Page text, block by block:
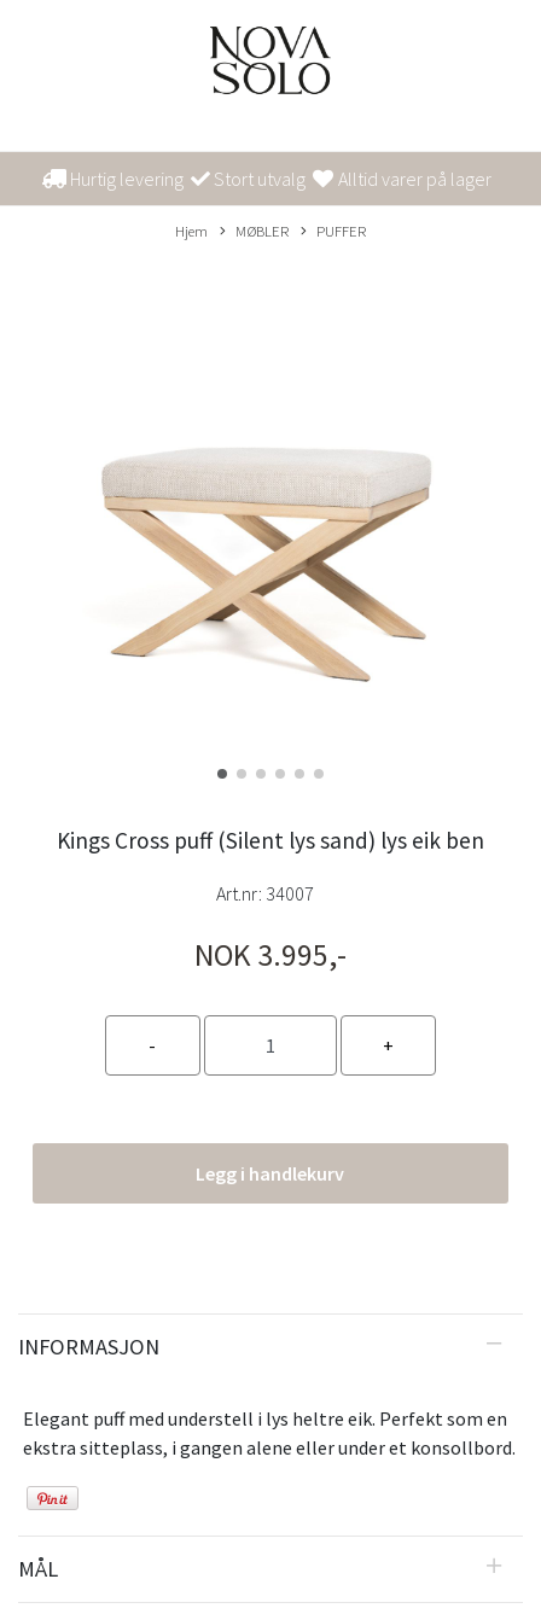
Hurtig levering Stort utvalg Alltid varer på lager
Hjem MØBLER PUFFER
Kings Cross puff (Silent lys sand) lys eik ben
Art.nr: 34007
NOK 3.995,-
Legg i handlekurv
INFORMASJON
Elegant puff med understell i lys heltre eik. Perfekt som en
ekstra sitteplass, i gangen alene eller under et konsollbord.
MÅL